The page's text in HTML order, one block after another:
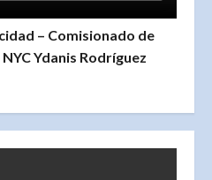
– Comisionado de
Ydanis Rodríguez